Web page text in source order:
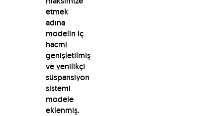
etmek
adına
modelin iç
hacmi
genişletilmiş
ve yenilikçi
süspansiyon
sistemi
modele
eklenmiş.